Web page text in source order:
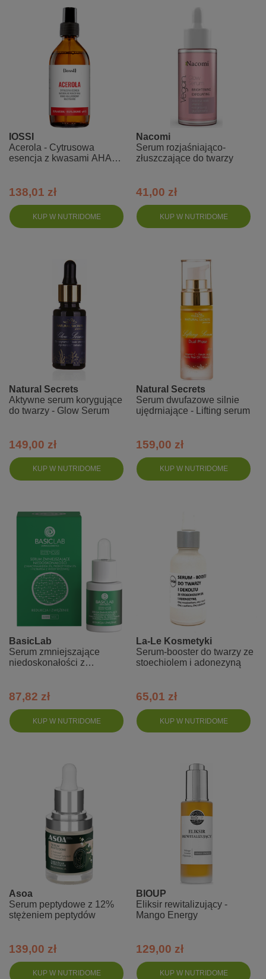
KUP W NUTRIDOME
IOSSI
Acerola - Cytrusowa
esencja z kwasami AHA
138,01 zł
KUP W NUTRIDOME
Nacomi
Serum rozjaśniająco-
złuszczające do twarzy
41,00 zł
KUP W NUTRIDOME
Natural Secrets
Aktywne serum korygujące
do twarzy - Glow Serum
149,00 zł
KUP W NUTRIDOME
Natural Secrets
Serum dwufazowe silnie
ujędrniające - Lifting serum
159,00 zł
KUP W NUTRIDOME
BasicLab
Serum zmniejszające
niedoskonałości z
87,82 zł
KUP W NUTRIDOME
La-Le Kosmetyki
Serum-booster do twarzy ze
stoechiolem i adonezyną
65,01 zł
KUP W NUTRIDOME
Asoa
Serum peptydowe z 12%
stężeniem peptydów
139,00 zł
KUP W NUTRIDOME
BIOUP
Eliksir rewitalizujący -
Mango Energy
129,00 zł